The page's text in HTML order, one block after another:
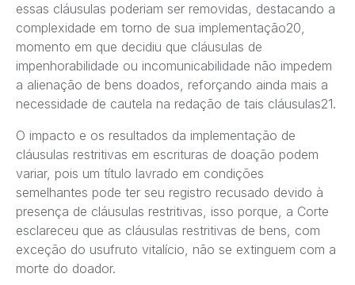
essas cláusulas poderiam ser removidas, destacando a
complexidade em torno de sua implementação20,
momento em que decidiu que cláusulas de
impenhorabilidade ou incomunicabilidade não impedem
a alienação de bens doados, reforçando ainda mais a
necessidade de cautela na redação de tais cláusulas21.
O impacto e os resultados da implementação de
cláusulas restritivas em escrituras de doação podem
variar, pois um título lavrado em condições
semelhantes pode ter seu registro recusado devido à
presença de cláusulas restritivas, isso porque, a Corte
esclareceu que as cláusulas restritivas de bens, com
exceção do usufruto vitalício, não se extinguem com a
morte do doador.